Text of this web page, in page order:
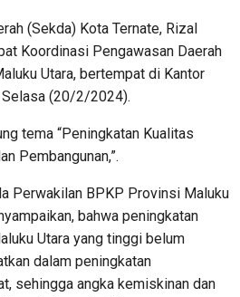
(Sekda) Kota Ternate, Rizal
Koordinasi Pengawasan Daerah
Utara, bertempat di Kantor
(20/2/2024).
tema “Peningkatan Kualitas
Pembangunan,”.
Perwakilan BPKP Provinsi Maluku
bahwa peningkatan
Utara yang tinggi belum
dalam peningkatan
sehingga angka kemiskinan dan